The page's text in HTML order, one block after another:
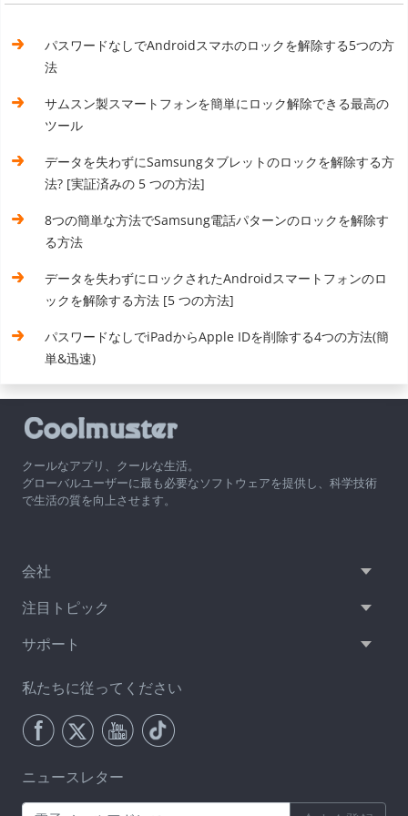
パスワードなしでAndroidスマホのロックを解除する5つの方
法
サムスン製スマートフォンを簡単にロック解除できる最高の
ツール
データを失わずにSamsungタブレットのロックを解除する方
法? [実証済みの 5 つの方法]
8つの簡単な方法でSamsung電話パターンのロックを解除す
る方法
データを失わずにロックされたAndroidスマートフォンのロ
ックを解除する方法 [5 つの方法]
パスワードなしでiPadからApple IDを削除する4つの方法(簡
単&迅速)
クールなアプリ、クールな生活。
グローバルユーザーに最も必要なソフトウェアを提供し、科学技術
で生活の質を向上させます。
会社
注目トピック
サポート
私たちに従ってください
ニュースレター